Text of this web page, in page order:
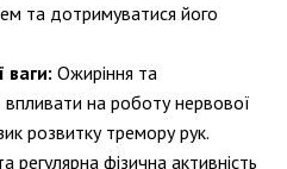
та дотримуватися його
Ожиріння та
на роботу нервової
розвитку тремору рук.
регулярна фізична активність